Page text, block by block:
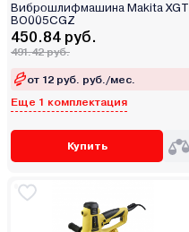
Виброшлифмашина Makita XGT
BO005CGZ
450.84 руб.
491.42 руб.
от 12 руб. руб./мес.
Еще 1 комплектация
Купить